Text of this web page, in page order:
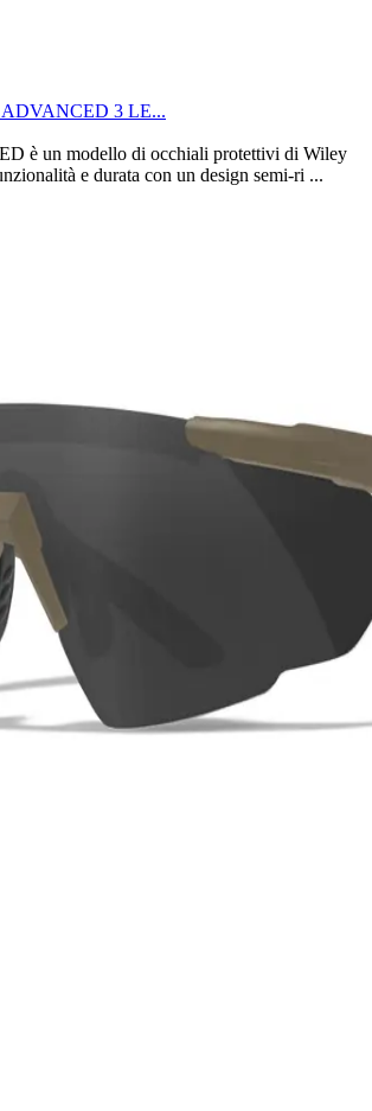
3 LE...
è un modello di occhiali protettivi di Wiley
e durata con un design semi-ri ...